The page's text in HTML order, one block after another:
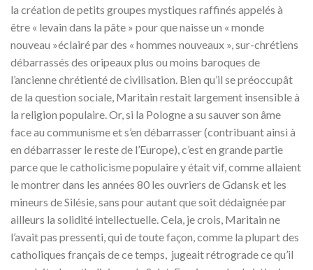
la création de petits groupes mystiques raffinés appelés à
être « levain dans la pâte » pour que naisse un « monde
nouveau »éclairé par des « hommes nouveaux », sur-chrétiens
débarrassés des oripeaux plus ou moins baroques de
l’ancienne chrétienté de civilisation. Bien qu’il se préoccupât
de la question sociale, Maritain restait largement insensible à
la religion populaire. Or, si la Pologne a su sauver son âme
face au communisme et s’en débarrasser (contribuant ainsi à
en débarrasser le reste de l’Europe), c’est en grande partie
parce que le catholicisme populaire y était vif, comme allaient
le montrer dans les années 80 les ouvriers de Gdansk et les
mineurs de Silésie, sans pour autant que soit dédaignée par
ailleurs la solidité intellectuelle. Cela, je crois, Maritain ne
l’avait pas pressenti, qui de toute façon, comme la plupart des
catholiques français de ce temps, jugeait rétrograde ce qu’il